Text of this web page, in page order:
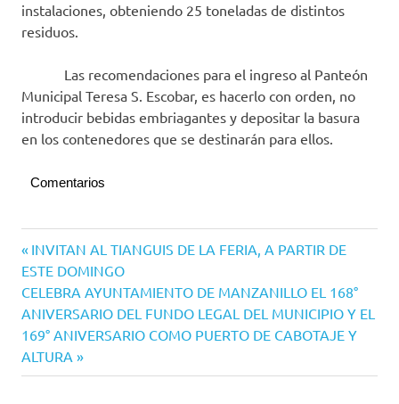
instalaciones, obteniendo 25 toneladas de distintos
residuos.
Las recomendaciones para el ingreso al Panteón
Municipal Teresa S. Escobar, es hacerlo con orden, no
introducir bebidas embriagantes y depositar la basura
en los contenedores que se destinarán para ellos.
Comentarios
Navegación
de
entradas
Entrada
anterior:
INVITAN AL TIANGUIS DE LA FERIA, A PARTIR DE
ESTE DOMINGO
Siguiente
entrada:
CELEBRA AYUNTAMIENTO DE MANZANILLO EL 168°
ANIVERSARIO DEL FUNDO LEGAL DEL MUNICIPIO Y EL
169° ANIVERSARIO COMO PUERTO DE CABOTAJE Y
ALTURA